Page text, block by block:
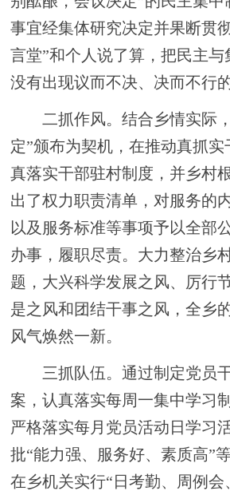
事宜经集体研究决定并果断贯
言堂”和个人说了算，把民主与
没有出现议而不决、决而不行
二抓作风。结合乡情实际
定”颁布为契机，在推动真抓实
真落实干部驻村制度， 并乡村
出了权力职责清单，对服务的
以及服务标准等事项予以全部
办事，履职尽责。大力整治乡
题，大兴科学发展之风、厉行
是之风和团结干事之风，全乡
风气焕然一新。
三抓队伍。通过制定党员
案，认真落实每周一集中学习
严格落实每月党员活动日学习
批“能力强、服务好、素质高”
在乡机关实行“日考勤、周例